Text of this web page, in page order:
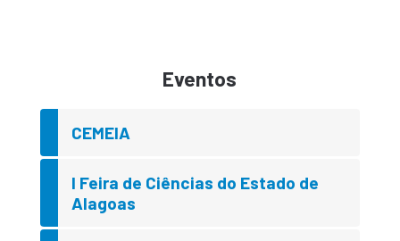
Eventos
CEMEIA
I Feira de Ciências do Estado de
Alagoas